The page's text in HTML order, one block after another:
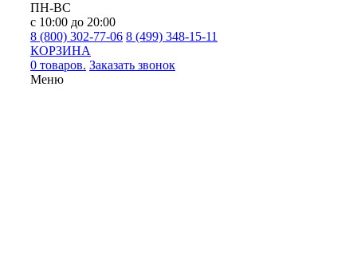
ПН-ВС
с 10:00 до 20:00
8 (800) 302-77-06 8 (499) 348-15-11
КОРЗИНА
0 товаров. Заказать звонок
Меню